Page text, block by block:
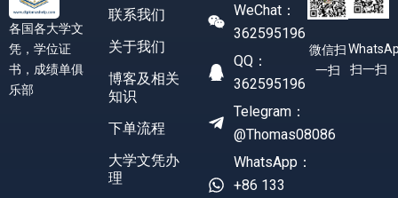
各国各大学文
凭，学位证
书，成绩单俱
乐部
联系我们
关于我们
博客及相关
知识
下单流程
大学文凭办
理
WeChat：
362595196
QQ：
362595196
Telegram：
@Thomas08086
WhatsApp：
+86 133
微信扫
一扫
扫一扫